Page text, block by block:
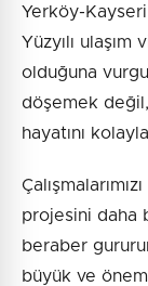
Yerköy-Kayseri
Yüzyılı
olduğuna
döşemek
hayatını
projesini daha
beraber
büyük ve